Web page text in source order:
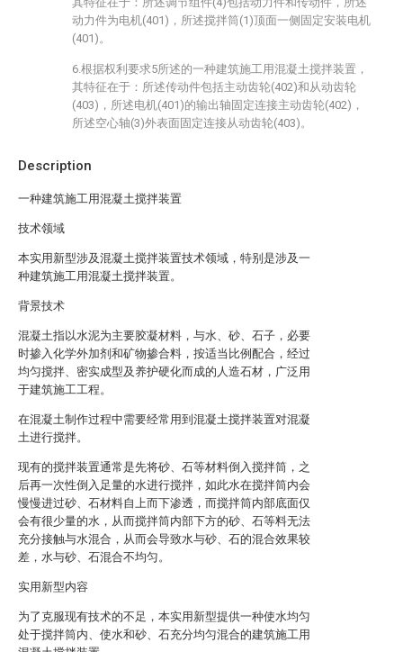
Description
一种建筑施工用混凝土搅拌装置
技术领域
本实用新型涉及混凝土搅拌装置技术领域，特别是涉及一
种建筑施工用混凝土搅拌装置。
背景技术
混凝土指以水泥为主要胶凝材料，与水、砂、石子，必要
时掺入化学外加剂和矿物掺合料，按适当比例配合，经过
均匀搅拌、密实成型及养护硬化而成的人造石材，广泛用
于建筑施工工程。
在混凝土制作过程中需要经常用到混凝土搅拌装置对混凝
土进行搅拌。
现有的搅拌装置通常是先将砂、石等材料倒入搅拌筒，之
后再一次性倒入足量的水进行搅拌，如此水在搅拌筒内会
慢慢进过砂、石材料自上而下渗透，而搅拌筒内部底面仅
会有很少量的水，从而搅拌筒内部下方的砂、石等料无法
充分接触与水混合，从而会导致水与砂、石的混合效果较
差，水与砂、石混合不均匀。
实用新型内容
为了克服现有技术的不足，本实用新型提供一种使水均匀
处于搅拌筒内、使水和砂、石充分均匀混合的建筑施工用
动力件为电机(401)，所述搅拌筒(1)顶面一侧固定安装电机
(401)。
6.根据权利要求5所述的一种建筑施工用混凝土搅拌装置，
其特征在于：所述传动件包括主动齿轮(402)和从动齿轮
(403)，所述电机(401)的输出轴固定连接主动齿轮(402)，
所述空心轴(3)外表面固定连接从动齿轮(403)。